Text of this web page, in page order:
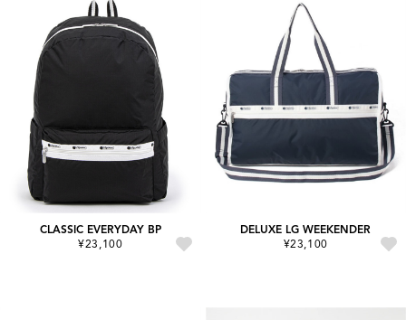
CLASSIC EVERYDAY BP
¥23,100
DELUXE LG WEEKENDER
¥23,100